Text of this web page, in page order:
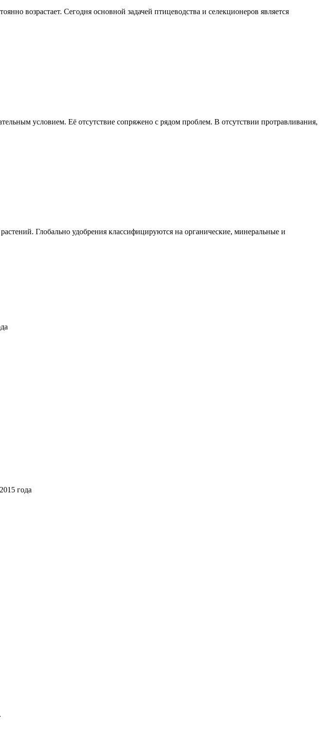
возрастает. Сегодня основной задачей птицеводства и селекционеров является
условием. Её отсутствие сопряжено с рядом проблем. В отсутствии протравливания,
Глобально удобрения классифицируются на органические, минеральные и
года